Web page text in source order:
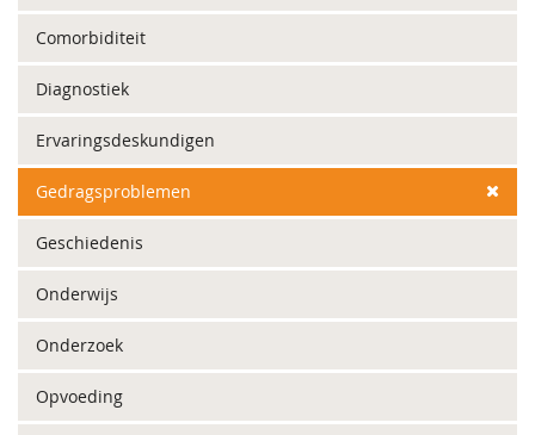
Comorbiditeit
Diagnostiek
Ervaringsdeskundigen
Gedragsproblemen
Geschiedenis
Onderwijs
Onderzoek
Opvoeding